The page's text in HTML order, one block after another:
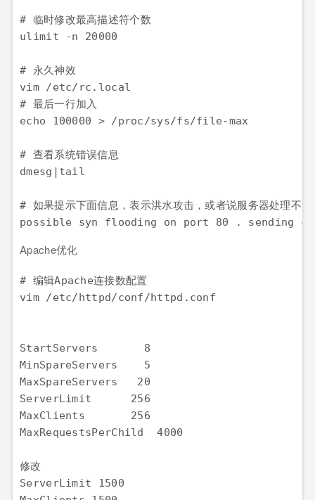
# 临时修改最高描述符个数
ulimit -n 20000
# 永久神效
vim /etc/rc.local
# 最后一行加入
echo 100000 > /proc/sys/fs/file-max
# 查看系统错误信息
dmesg|tail
# 如果提示下面信息，表示洪水攻击，或者说服务器处理不过
Apache优化
# 编辑Apache连接数配置
vim /etc/httpd/conf/httpd.conf
StartServers       8
MinSpareServers    5
MaxSpareServers   20
ServerLimit      256
MaxClients       256
MaxRequestsPerChild  4000
修改
ServerLimit 1500